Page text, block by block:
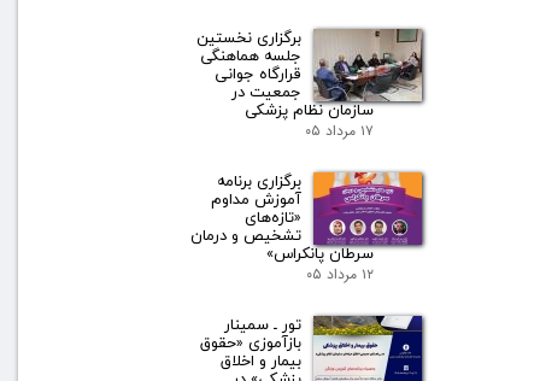
برگزاری نخستین
جلسه هماهنگی
قرارگاه جوانی
جمعیت در
سازمان نظام پزشکی
۱۷ مرداد ۰۵
برگزاری برنامه
آموزش مداوم
«تازه‌های
تشخیص و درمان
سرطان پانکراس»
۱۲ مرداد ۰۵
تور ـ سمینار
بازآموزی «حقوق
بیمار و اخلاق